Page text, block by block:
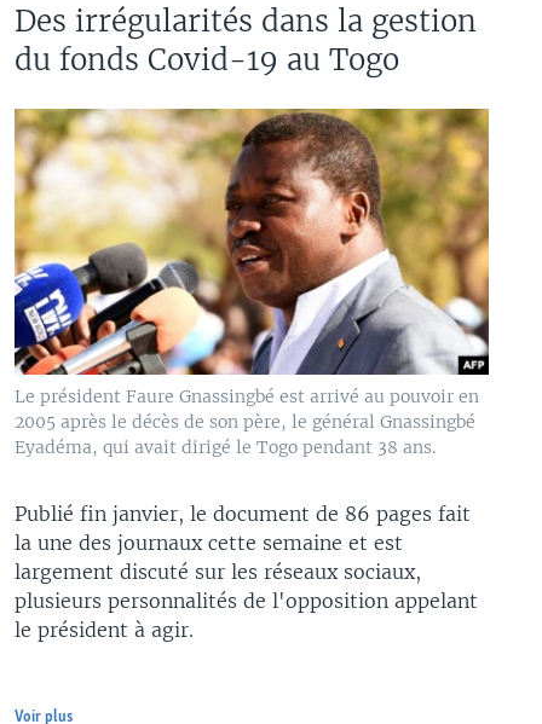
Des irrégularités dans la gestion
du fonds Covid-19 au Togo
Le président Faure Gnassingbé est arrivé au pouvoir en
2005 après le décès de son père, le général Gnassingbé
Eyadéma, qui avait dirigé le Togo pendant 38 ans.
Publié fin janvier, le document de 86 pages fait
la une des journaux cette semaine et est
largement discuté sur les réseaux sociaux,
plusieurs personnalités de l'opposition appelant
le président à agir.
Voir plus